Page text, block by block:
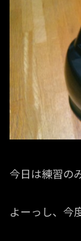
今日は練習の
よーっし、今